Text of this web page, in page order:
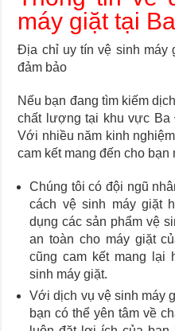
máy giặt tại
Địa chỉ uy tín vệ sinh
đảm bảo
Nếu bạn đang tìm kiếm
chất lượng tại khu vực Ba
Với nhiều năm kinh
cam kết mang đến cho bạn
Chúng tôi có đội ngũ
cách vệ sinh máy giặt
dụng các sản phẩm vệ
an toàn cho máy giặt
cũng cam kết mang lại
sinh máy giặt.
Với dịch vụ vệ sinh máy
bạn có thể yên tâm về